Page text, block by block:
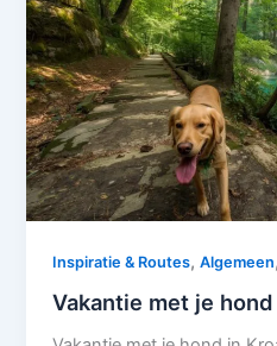
Inspiratie & Routes,Algemeen,
Vakantie met je